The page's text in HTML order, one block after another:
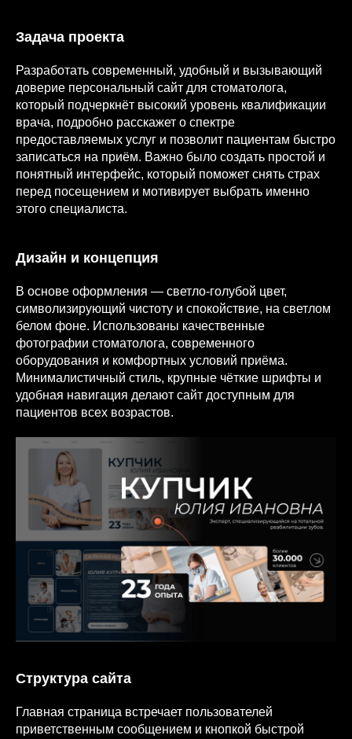
Задача проекта
Разработать современный, удобный и вызывающий
доверие персональный сайт для стоматолога,
который подчеркнёт высокий уровень квалификации
врача, подробно расскажет о спектре
предоставляемых услуг и позволит пациентам быстро
записаться на приём. Важно было создать простой и
понятный интерфейс, который поможет снять страх
перед посещением и мотивирует выбрать именно
этого специалиста.
Дизайн и концепция
В основе оформления — светло-голубой цвет,
символизирующий чистоту и спокойствие, на светлом
белом фоне. Использованы качественные
фотографии стоматолога, современного
оборудования и комфортных условий приёма.
Минималистичный стиль, крупные чёткие шрифты и
удобная навигация делают сайт доступным для
пациентов всех возрастов.
Структура сайта
Главная страница встречает пользователей
приветственным сообщением и кнопкой быстрой